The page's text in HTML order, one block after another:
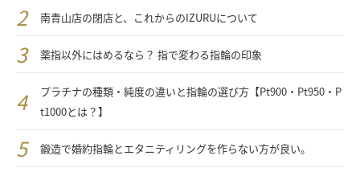
南青山店の閉店と、これからのIZURUについて
薬指以外にはめるなら？ 指で変わる指輪の印象
プラチナの種類・純度の違いと指輪の選び方【Pt900・Pt950・P
t1000とは？】
鍛造で婚約指輪とエタニティリングを作らない方が良い。